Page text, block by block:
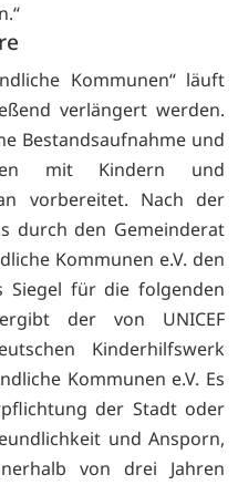
Kommunen“ läuft
verlängert werden.
Bestandsaufnahme und
mit Kindern und
vorbereitet. Nach der
durch den Gemeinderat
Kommunen e.V. den
Siegel für die folgenden
der von UNICEF
Kinderhilfswerk
Kommunen e.V. Es
der Stadt oder
und Ansporn,
von drei Jahren